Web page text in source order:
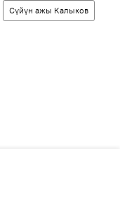
Сүйүн ажы Калыков